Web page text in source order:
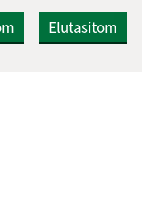
Elutasítom